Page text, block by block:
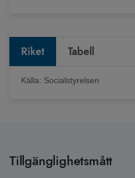
Riket Tabell
Källa: Socialstyrelsen
Tillgänglighetsmått